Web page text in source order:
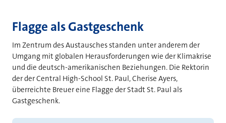
Flagge als Gastgeschenk
Im Zentrum des Austausches standen unter anderem der
Umgang mit globalen Herausforderungen wie der Klimakrise
und die deutsch-amerikanischen Beziehungen. Die Rektorin
der der Central High-School St. Paul, Cherise Ayers,
überreichte Breuer eine Flagge der Stadt St. Paul als
Gastgeschenk.